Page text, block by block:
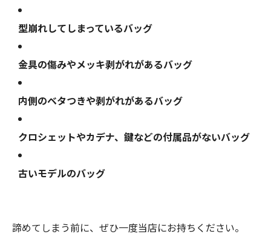
型崩れしてしまっているバッグ
金具の傷みやメッキ剥がれがあるバッグ
内側のベタつきや剥がれがあるバッグ
クロシェットやカデナ、鍵などの付属品がないバッグ
古いモデルのバッグ
諦めてしまう前に、ぜひ一度当店にお持ちください。